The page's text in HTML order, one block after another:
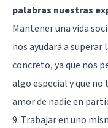
palabras nuestras
Mantener una vida
nos ayudará a
concreto, ya que nos
algo especial y que
amor de nadie en
9. Trabajar en uno